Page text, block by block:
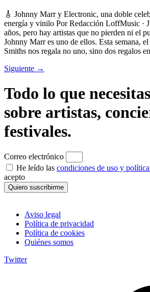
🎸 Johnny Marr y Electronic, una doble
energía y vinilo Por Redacción LoffMusic ·
años, pero hay artistas que no pierden ni el
Johnny Marr es uno de ellos. Esta semana,
Smiths nos regala no uno, sino dos regalos
Siguiente →
Todo lo que
sobre artistas,
festivales.
Correo electrónico
He leído las condiciones de uso y
acepto
Quiero suscribirme
Aviso legal
Política de privacidad
Política de cookies
Quiénes somos
Twitter